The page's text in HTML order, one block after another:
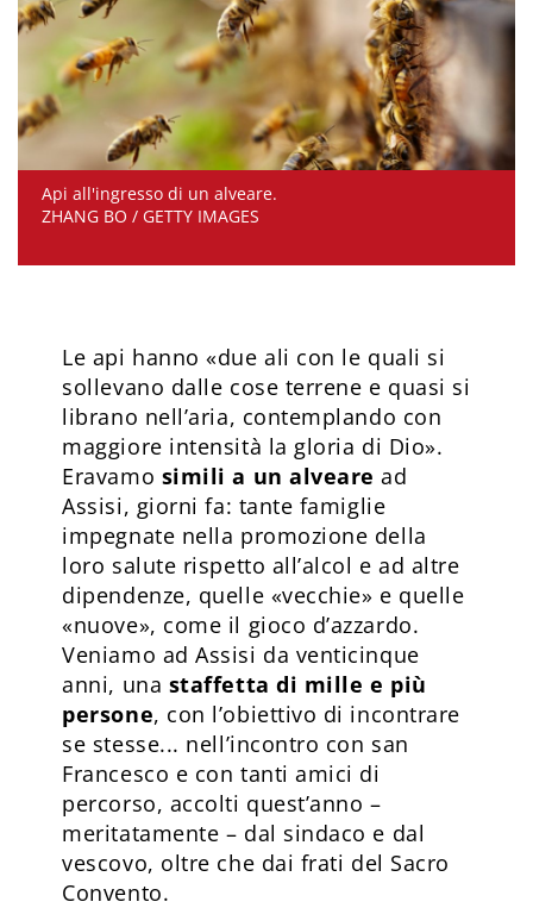
Api all'ingresso di un alveare.
ZHANG BO / GETTY IMAGES
Le api hanno «due ali con le quali si
sollevano dalle cose terrene e quasi si
librano nell’aria, contemplando con
maggiore intensità la gloria di Dio».
Eravamo simili a un alvearead
Assisi, giorni fa: tante famiglie
impegnate nella promozione della
loro salute rispetto all’alcol e ad altre
dipendenze, quelle «vecchie» e quelle
«nuove», come il gioco d’azzardo.
Veniamo ad Assisi da venticinque
anni, una staffetta di mille e più
persone, con l’obiettivo di incontrare
se stesse... nell’incontro con san
Francesco e con tanti amici di
percorso, accolti quest’anno –
meritatamente – dal sindaco e dal
vescovo, oltre che dai frati del Sacro
Convento.